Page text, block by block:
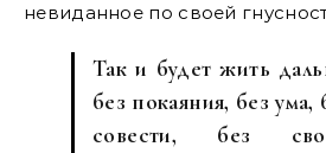
невиданное по своей
Так и будет жить
без покаяния, без ума,
совести, без